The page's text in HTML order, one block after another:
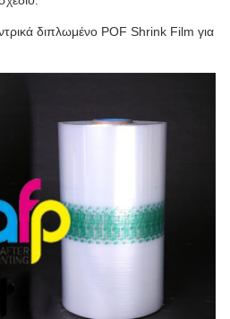
διπλωμένο POF Shrink Film για